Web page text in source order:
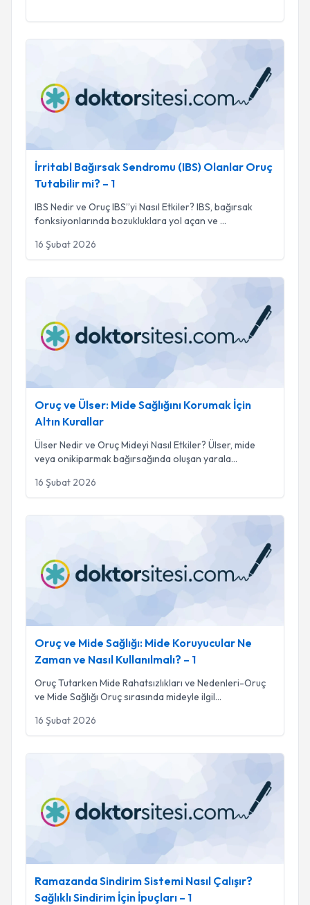
İrritabl Bağırsak Sendromu (IBS) Olanlar Oruç
Tutabilir mi? – 1
IBS Nedir ve Oruç IBS’’yi Nasıl Etkiler? IBS, bağırsak
fonksiyonlarında bozukluklara yol açan ve ...
16 Şubat 2026
Oruç ve Ülser: Mide Sağlığını Korumak İçin
Altın Kurallar
Ülser Nedir ve Oruç Mideyi Nasıl Etkiler? Ülser, mide
veya onikiparmak bağırsağında oluşan yarala...
16 Şubat 2026
Oruç ve Mide Sağlığı: Mide Koruyucular Ne
Zaman ve Nasıl Kullanılmalı? – 1
Oruç Tutarken Mide Rahatsızlıkları ve Nedenleri-Oruç
ve Mide Sağlığı Oruç sırasında mideyle ilgil...
16 Şubat 2026
Ramazanda Sindirim Sistemi Nasıl Çalışır?
Sağlıklı Sindirim İçin İpuçları – 1